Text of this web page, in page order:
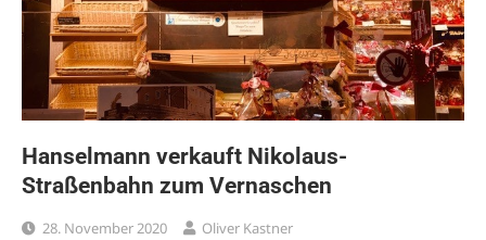
Hanselmann verkauft Nikolaus-
Straßenbahn zum Vernaschen
28. November 2020 Oliver Kastner